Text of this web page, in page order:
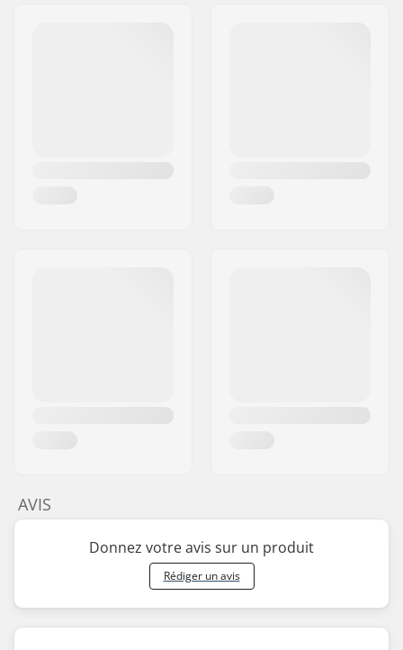
AVIS
Donnez votre avis sur un produit
Rédiger un avis